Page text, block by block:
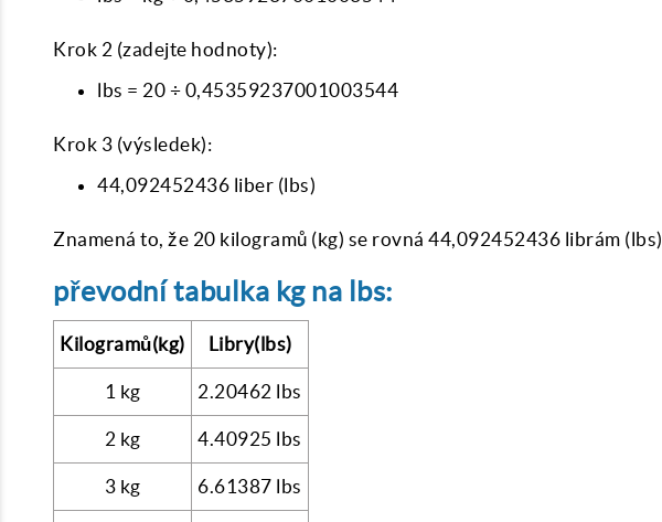
Krok 2 (zadejte hodnoty):
lbs = 20 ÷ 0,45359237001003544
Krok 3 (výsledek):
44,092452436 liber (lbs)
Znamená to, že 20 kilogramů (kg) se rovná 44,092452436 librám (lbs)
převodní tabulka kg na lbs:
Kilogramů(kg) Libry(lbs)
1 kg 2.20462 lbs
2 kg 4.40925 lbs
3 kg 6.61387 lbs